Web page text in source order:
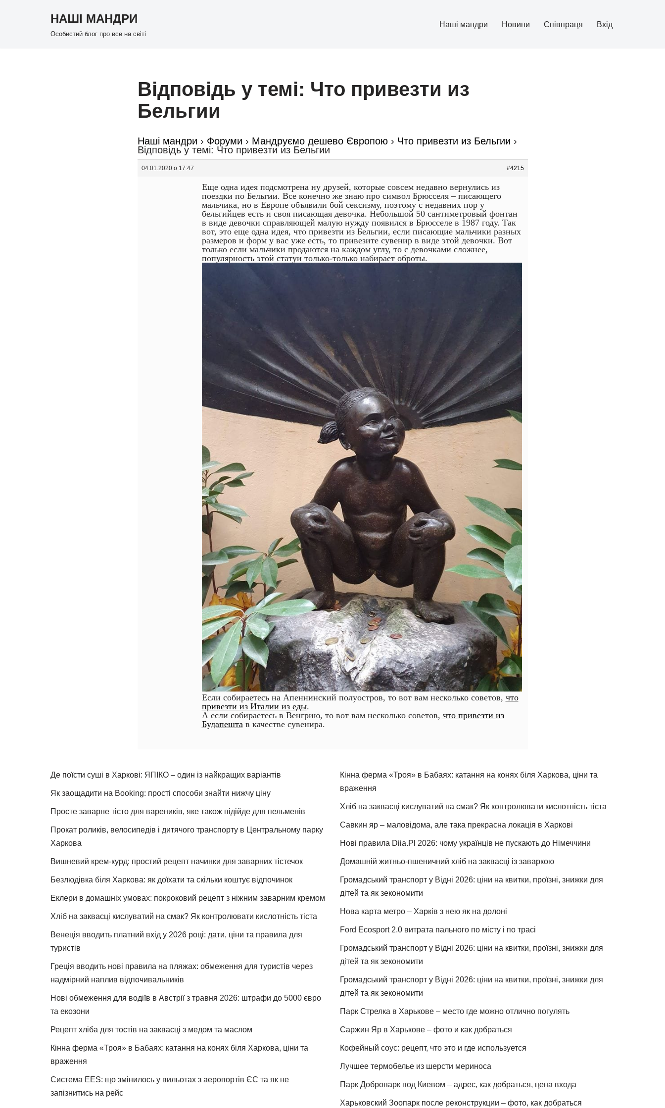
НАШІ МАНДРИ
Особистий блог про все на світі
Наші мандри Новини Співпраця Вхід
Відповідь у темі: Что привезти из
Бельгии
Наші мандри › Форуми › Мандруємо дешево Європою › Что привезти из Бельгии ›
Відповідь у темі: Что привезти из Бельгии
04.01.2020 о 17:47 #4215
Еще одна идея подсмотрена ну друзей, которые совсем недавно вернулись из
поездки по Бельгии. Все конечно же знаю про символ Брюсселя – писающего
мальчика, но в Европе объявили бой сексизму, поэтому с недавних пор у
бельгийцев есть и своя писающая девочка. Небольшой 50 сантиметровый фонтан
в виде девочки справляющей малую нужду появился в Брюсселе в 1987 году. Так
вот, это еще одна идея, что привезти из Бельгии, если писающие мальчики разных
размеров и форм у вас уже есть, то привезите сувенир в виде этой девочки. Вот
только если мальчики продаются на каждом углу, то с девочками сложнее,
популярность этой статуи только-только набирает оброты.
Если собираетесь на Апеннинский полуостров, то вот вам несколько советов, что
привезти из Италии из еды.
А если собираетесь в Венгрию, то вот вам несколько советов, что привезти из
Будапештав качестве сувенира.
Де поїсти суші в Харкові: ЯПІКО – один із найкращих варіантів
Як заощадити на Booking: прості способи знайти нижчу ціну
Просте заварне тісто для вареників, яке також підійде для пельменів
Прокат роликів, велосипедів і дитячого транспорту в Центральному парку
Харкова
Вишневий крем-курд: простий рецепт начинки для заварних тістечок
Безлюдівка біля Харкова: як доїхати та скільки коштує відпочинок
Еклери в домашніх умовах: покроковий рецепт з ніжним заварним кремом
Хліб на заквасці кислуватий на смак? Як контролювати кислотність тіста
Венеція вводить платний вхід у 2026 році: дати, ціни та правила для
туристів
Греція вводить нові правила на пляжах: обмеження для туристів через
надмірний наплив відпочивальників
Нові обмеження для водіїв в Австрії з травня 2026: штрафи до 5000 євро
та екозони
Рецепт хліба для тостів на заквасці з медом та маслом
Кінна ферма «Троя» в Бабаях: катання на конях біля Харкова, ціни та
враження
Система EES: що змінилось у вильотах з аеропортів ЄС та як не
запізнитись на рейс
Кінна ферма «Троя» в Бабаях: катання на конях біля Харкова, ціни та
враження
Хліб на заквасці кислуватий на смак? Як контролювати кислотність тіста
Савкин яр – маловідома, але така прекрасна локація в Харкові
Нові правила Diia.Pl 2026: чому українців не пускають до Німеччини
Домашній житньо-пшеничний хліб на заквасці із заваркою
Громадський транспорт у Відні 2026: ціни на квитки, проїзні, знижки для
дітей та як зекономити
Нова карта метро – Харків з нею як на долоні
Ford Ecosport 2.0 витрата пального по місту і по трасі
Громадський транспорт у Відні 2026: ціни на квитки, проїзні, знижки для
дітей та як зекономити
Громадський транспорт у Відні 2026: ціни на квитки, проїзні, знижки для
дітей та як зекономити
Парк Стрелка в Харькове – место где можно отлично погулять
Саржин Яр в Харькове – фото и как добраться
Кофейный соус: рецепт, что это и где используется
Лучшее термобелье из шерсти мериноса
Парк Добропарк под Киевом – адрес, как добраться, цена входа
Харьковский Зоопарк после реконструкции – фото, как добраться